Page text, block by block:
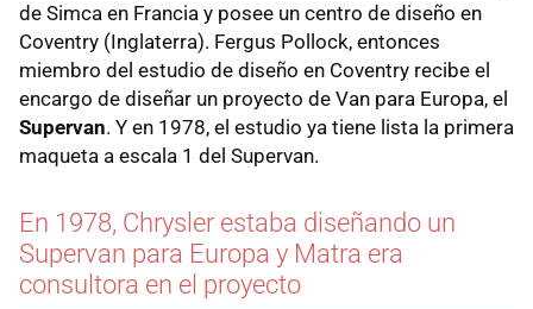
de Simca en Francia y posee un centro de diseño en
Coventry (Inglaterra). Fergus Pollock, entonces
miembro del estudio de diseño en Coventry recibe el
encargo de diseñar un proyecto de Van para Europa, el
Supervan. Y en 1978, el estudio ya tiene lista la primera
maqueta a escala 1 del Supervan.
En 1978, Chrysler estaba diseñando un
Supervan para Europa y Matra era
consultora en el proyecto